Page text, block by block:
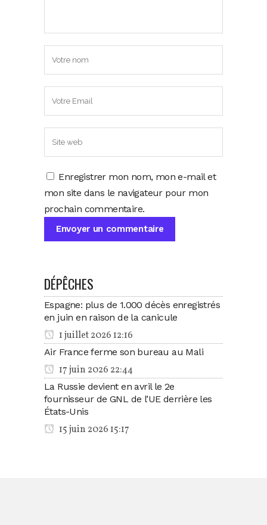
Enregistrer mon nom, mon e-mail et
mon site dans le navigateur pour mon
prochain commentaire.
DÉPÊCHES
Espagne: plus de 1.000 décès enregistrés
en juin en raison de la canicule
1 juillet 2026 12:16
Air France ferme son bureau au Mali
17 juin 2026 22:44
La Russie devient en avril le 2e
fournisseur de GNL de l’UE derrière les
États-Unis
15 juin 2026 15:17